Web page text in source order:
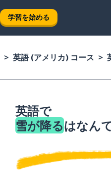
学習を始める
英語 (アメリカ) コース
英語で
雪が降るはなん